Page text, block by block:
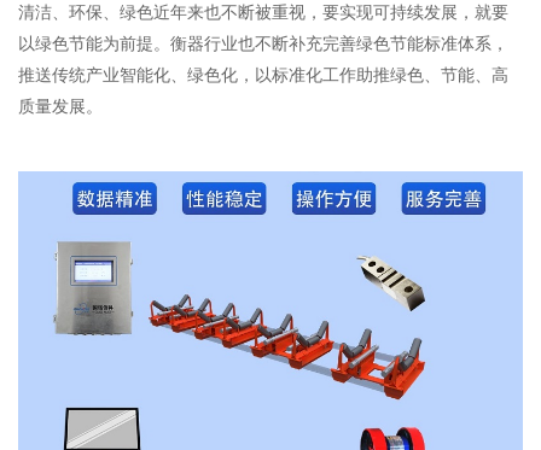
清洁、环保、绿色近年来也不断被重视，要实现可持续发展，就要
以绿色节能为前提。衡器行业也不断补充完善绿色节能标准体系，
推送传统产业智能化、绿色化，以标准化工作助推绿色、节能、高
质量发展。